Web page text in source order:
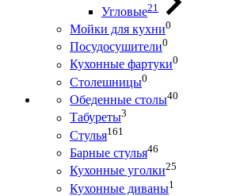
Угловые21
Мойки для кухни0
Посудосушители0
Кухонные фартуки0
Столешницы0
Обеденные столы40
Табуреты3
Стулья161
Барные стулья46
Кухонные уголки25
Кухонные диваны1